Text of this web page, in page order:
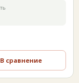
В сравнение